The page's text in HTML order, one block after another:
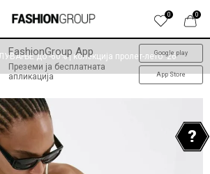
0
0
FashionGroup App
Преземи ја бесплатната
апликација
Google play
App Store
до -60% | колекција пролет-лето '26